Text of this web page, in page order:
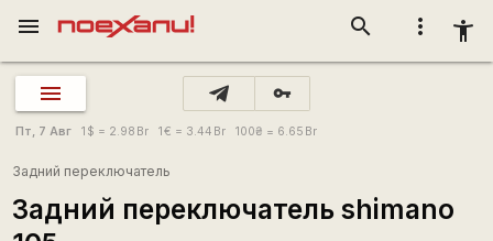
more_vert accessibility_new
search
menu
vpn_key
Пт, 7 Авг 1 $ = 2.98 Br 1€ = 3.44 Br 100₴ = 6.65 Br
Задний переключатель
Задний переключатель shimano